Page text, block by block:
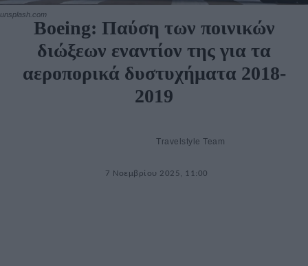
unsplash.com
Boeing: Παύση των ποινικών
διώξεων εναντίον της για τα
αεροπορικά δυστυχήματα 2018-
2019
Travelstyle Team
7 Νοεμβρίου 2025, 11:00